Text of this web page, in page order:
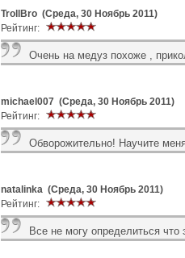
TrollBro (Среда, 30 Ноябрь 2011)
Рейтинг:
Очень на медуз похоже ,
michael007 (Среда, 30 Ноябрь 2011)
Рейтинг:
Обворожительно! Научите
natalinka (Среда, 30 Ноябрь 2011)
Рейтинг:
Все не могу определиться